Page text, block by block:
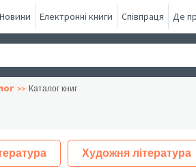
Новини Електронні книги Співпраця Де
Каталог книг
Художня література